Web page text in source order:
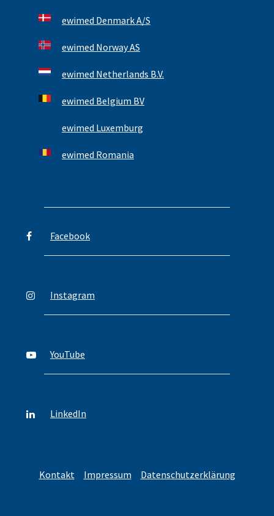
ewimed Denmark A/S
ewimed Norway AS
ewimed Netherlands B.V.
ewimed Belgium BV
ewimed Luxemburg
ewimed Romania
Facebook
Instagram
YouTube
LinkedIn
Kontakt Impressum Datenschutzerklärung